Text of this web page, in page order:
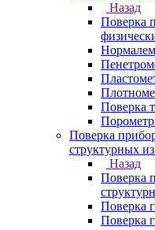
Назад
Поверка
Поверка
Поверка
структурных
Назад
Поверка
Поверка
Поверка